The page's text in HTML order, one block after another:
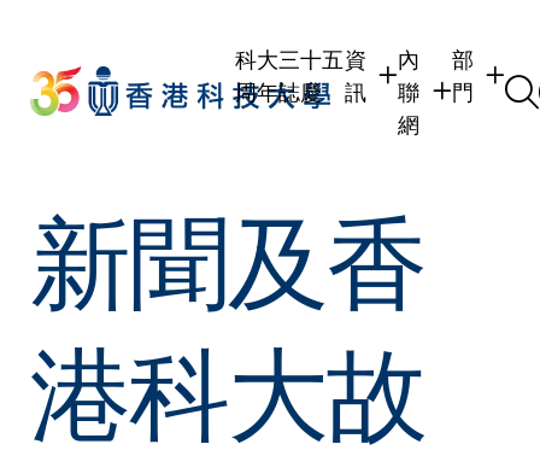
main
content
科大三十五
周年誌慶
資
訊
校友
傳媒
公眾
內
聯
網
校友內聯網
部
門
新聞及香
港科大故